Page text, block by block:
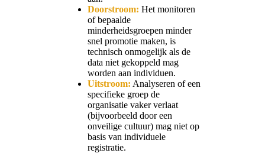
Doorstroom: Het monitoren
of bepaalde
minderheidsgroepen minder
snel promotie maken, is
technisch onmogelijk als de
data niet gekoppeld mag
worden aan individuen.
Uitstroom: Analyseren of een
specifieke groep de
organisatie vaker verlaat
(bijvoorbeeld door een
onveilige cultuur) mag niet op
basis van individuele
registratie.